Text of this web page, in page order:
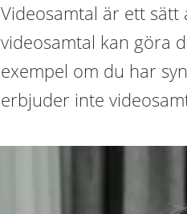
Videosamtal är ett
videosamtal kan göra
exempel om du har
erbjuder inte